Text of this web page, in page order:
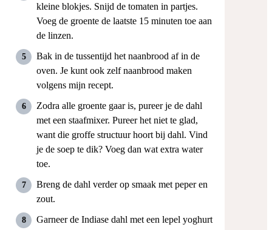
kleine blokjes. Snijd de tomaten in partjes.
Voeg de groente de laatste 15 minuten toe aan
de linzen.
Bak in de tussentijd het naanbrood af in de
oven. Je kunt ook zelf naanbrood maken
volgens mijn recept.
Zodra alle groente gaar is, pureer je de dahl
met een staafmixer. Pureer het niet te glad,
want die groffe structuur hoort bij dahl. Vind
je de soep te dik? Voeg dan wat extra water
toe.
Breng de dahl verder op smaak met peper en
zout.
Garneer de Indiase dahl met een lepel yoghurt